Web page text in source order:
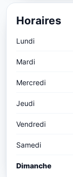
Horaires
Lundi
Mardi
Mercredi
Jeudi
Vendredi
Samedi
Dimanche